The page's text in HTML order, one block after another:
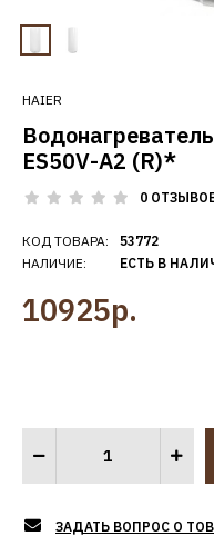
HAIER
ES50V-A2 (R)*
0
КОД ТОВАРА:
НАЛИЧИЕ:
53772
ЕСТЬ В
10925р.
ЗАДАТЬ ВОПРОС О